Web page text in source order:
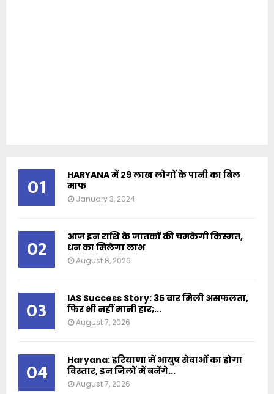
01
HARYANA में 29 लाख लोगों के पानी का बिल
माफ
January 3, 2024
02
आज इन राशि के जातकों की चमकेगी किस्मत,
धन का मिलेगा लाभ
August 8, 2026
03
IAS Success Story: 35 बार मिली असफलता,
फिर भी नहीं मानी हार;...
August 7, 2026
04
Haryana: हरियाणा में आयुष सेवाओं का होगा
विस्तार, इन जिलों में बनेंगे...
August 7, 2026